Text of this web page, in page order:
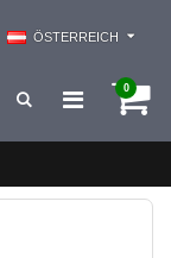
ÖSTERREICH
0